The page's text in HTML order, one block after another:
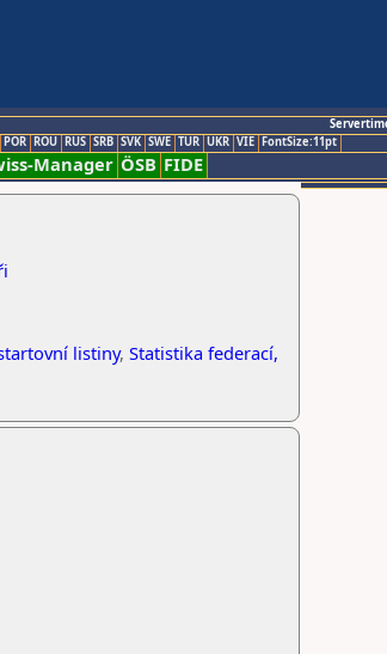
POR ROU RUS SRB SVK SWE TUR UKR VIE FontSize:11pt
Manager ÖSB FIDE
listiny, Statistika federací,